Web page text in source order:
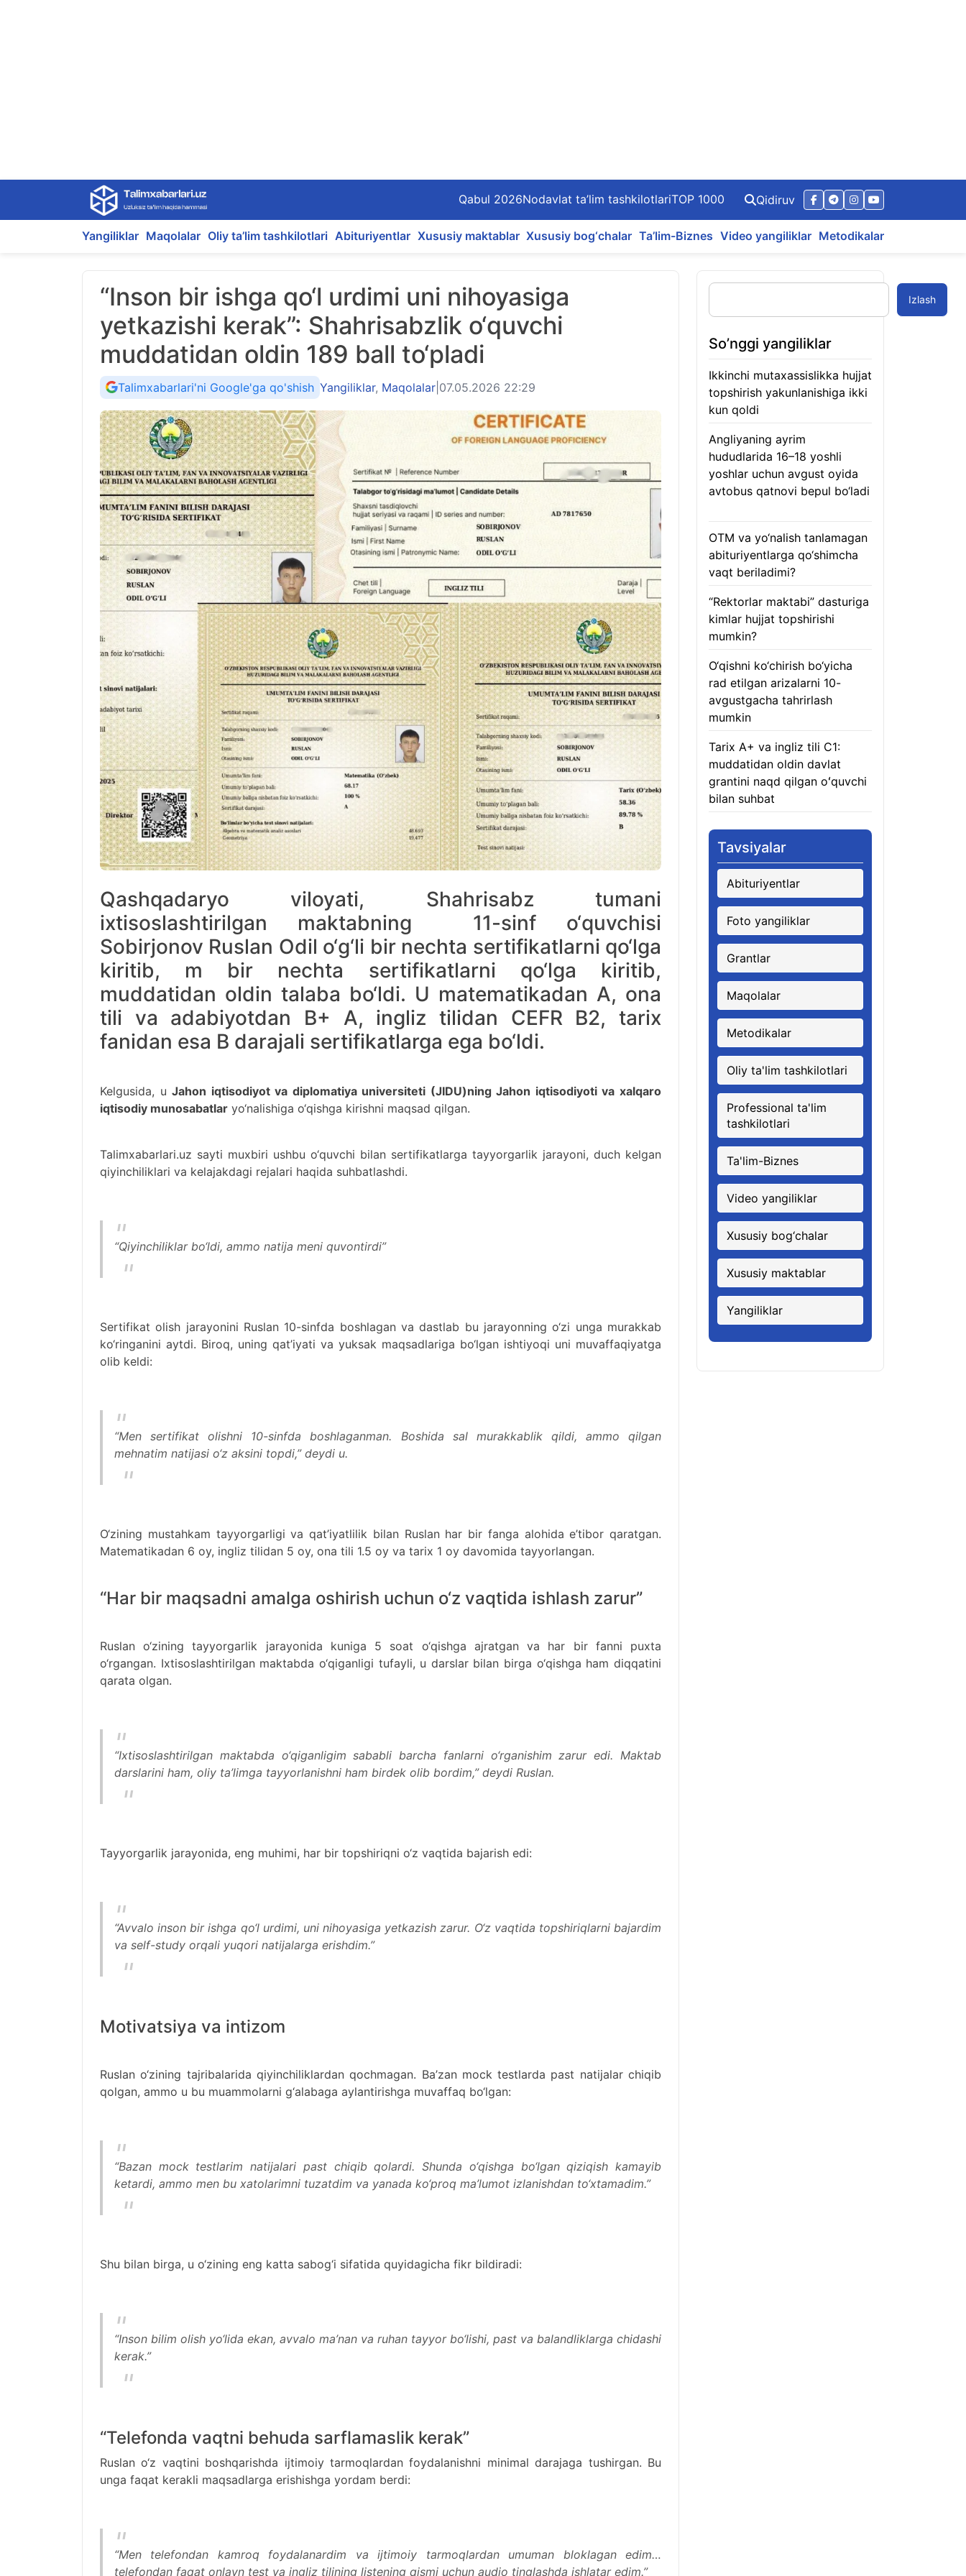
content
Qabul 2026Nodavlat ta’lim tashkilotlariTOP 1000 Qidiruv
Yangiliklar Maqolalar Oliy ta’lim tashkilotlari Abituriyentlar Xususiy maktablar Xususiy bog‘chalar Ta’lim-Biznes Video yangiliklar Metodikalar
“Inson bir ishga qo‘l urdimi uni nihoyasiga
yetkazishi kerak”: Shahrisabzlik o‘quvchi
muddatidan oldin 189 ball to‘pladi
Talimxabarlari'ni Google'ga qo'shish Yangiliklar, Maqolalar 07.05.2026 22:29
Qashqadaryo viloyati, Shahrisabz tumani
ixtisoslashtirilgan maktabning 11-sinf o‘quvchisi
Sobirjonov Ruslan Odil o‘g‘li bir nechta sertifikatlarni qo‘lga
kiritib, m bir nechta sertifikatlarni qo‘lga kiritib,
muddatidan oldin talaba bo‘ldi. U matematikadan A, ona
tili va adabiyotdan B+ A, ingliz tilidan CEFR B2, tarix
fanidan esa B darajali sertifikatlarga ega bo‘ldi.
Kelgusida, uJahon iqtisodiyot va diplomatiya universiteti (JIDU)ning Jahon iqtisodiyoti va xalqaro
iqtisodiy munosabatlar yo‘nalishiga o‘qishga kirishni maqsad qilgan.
Talimxabarlari.uz sayti muxbiri ushbu o‘quvchi bilan sertifikatlarga tayyorgarlik jarayoni, duch kelgan
qiyinchiliklari va kelajakdagi rejalari haqida suhbatlashdi.
“Qiyinchiliklar bo‘ldi, ammo natija meni quvontirdi”
Sertifikat olish jarayonini Ruslan 10-sinfda boshlagan va dastlab bu jarayonning o‘zi unga murakkab
ko‘ringanini aytdi. Biroq, uning qat’iyati va yuksak maqsadlariga bo‘lgan ishtiyoqi uni muvaffaqiyatga
olib keldi:
“Men sertifikat olishni 10-sinfda boshlaganman. Boshida sal murakkablik qildi, ammo qilgan
mehnatim natijasi o‘z aksini topdi,” deydi u.
O‘zining mustahkam tayyorgarligi va qat’iyatlilik bilan Ruslan har bir fanga alohida e’tibor qaratgan.
Matematikadan 6 oy, ingliz tilidan 5 oy, ona tili 1.5 oy va tarix 1 oy davomida tayyorlangan.
“Har bir maqsadni amalga oshirish uchun o‘z vaqtida ishlash zarur”
Ruslan o‘zining tayyorgarlik jarayonida kuniga 5 soat o‘qishga ajratgan va har bir fanni puxta
o‘rgangan. Ixtisoslashtirilgan maktabda o‘qiganligi tufayli, u darslar bilan birga o‘qishga ham diqqatini
qarata olgan.
“Ixtisoslashtirilgan maktabda o‘qiganligim sababli barcha fanlarni o‘rganishim zarur edi. Maktab
darslarini ham, oliy ta’limga tayyorlanishni ham birdek olib bordim,” deydi Ruslan.
Tayyorgarlik jarayonida, eng muhimi, har bir topshiriqni o‘z vaqtida bajarish edi:
“Avvalo inson bir ishga qo‘l urdimi, uni nihoyasiga yetkazish zarur. O‘z vaqtida topshiriqlarni bajardim
va self-study orqali yuqori natijalarga erishdim.”
Motivatsiya va intizom
Ruslan o‘zining tajribalarida qiyinchiliklardan qochmagan. Ba’zan mock testlarda past natijalar chiqib
qolgan, ammo u bu muammolarni g‘alabaga aylantirishga muvaffaq bo‘lgan:
“Bazan mock testlarim natijalari past chiqib qolardi. Shunda o‘qishga bo‘lgan qiziqish kamayib
ketardi, ammo men bu xatolarimni tuzatdim va yanada ko‘proq ma’lumot izlanishdan to‘xtamadim.”
Shu bilan birga, u o‘zining eng katta sabog‘i sifatida quyidagicha fikr bildiradi:
“Inson bilim olish yo‘lida ekan, avvalo ma’nan va ruhan tayyor bo‘lishi, past va balandliklarga chidashi
kerak.”
“Telefonda vaqtni behuda sarflamaslik kerak”
Ruslan o‘z vaqtini boshqarishda ijtimoiy tarmoqlardan foydalanishni minimal darajaga tushirgan. Bu
unga faqat kerakli maqsadlarga erishishga yordam berdi:
“Men telefondan kamroq foydalanardim va ijtimoiy tarmoqlardan umuman bloklagan edim…
telefondan faqat onlayn test va ingliz tilining listening qismi uchun audio tinglashda ishlatar edim.”
Izlash
So’nggi yangiliklar
Ikkinchi mutaxassislikka hujjat
topshirish yakunlanishiga ikki
kun qoldi
Angliyaning ayrim
hududlarida 16–18 yoshli
yoshlar uchun avgust oyida
avtobus qatnovi bepul bo‘ladi
OTM va yo‘nalish tanlamagan
abituriyentlarga qo‘shimcha
vaqt beriladimi?
“Rektorlar maktabi” dasturiga
kimlar hujjat topshirishi
mumkin?
O‘qishni ko‘chirish bo‘yicha
rad etilgan arizalarni 10-
avgustgacha tahrirlash
mumkin
Tarix A+ va ingliz tili C1:
muddatidan oldin davlat
grantini naqd qilgan oʻquvchi
bilan suhbat
Tavsiyalar
Abituriyentlar
Foto yangiliklar
Grantlar
Maqolalar
Metodikalar
Oliy ta'lim tashkilotlari
Professional ta'lim
tashkilotlari
Ta'lim-Biznes
Video yangiliklar
Xususiy bog‘chalar
Xususiy maktablar
Yangiliklar